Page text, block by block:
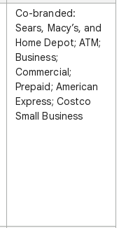
Co-branded:
Sears, Macy’s, and
Home Depot; ATM;
Business;
Commercial;
Prepaid; American
Express; Costco
Small Business